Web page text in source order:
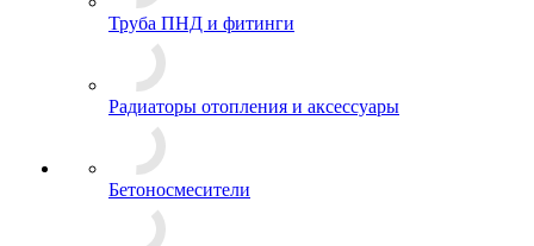
Труба ПНД и фитинги
Радиаторы отопления и аксессуары
Бетоносмесители